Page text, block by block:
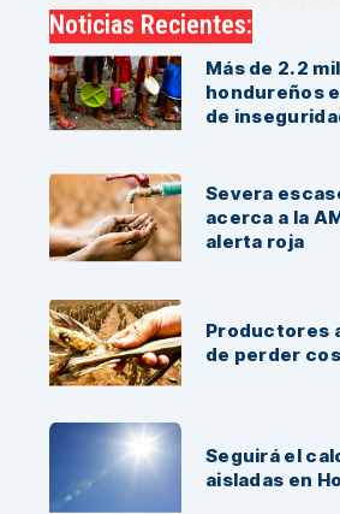
Noticias Recientes:
Más de 2.2
hondureños
de
Severa
acerca a la
alerta roja
Productores
de perder
Seguirá el
aisladas en